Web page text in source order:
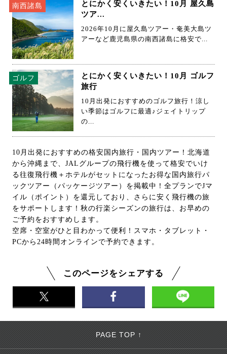
南西諸島
とにかく安くいきたい！10月 屋久島
ツア...
2026年10月に屋久島ツアー・奄美大島ツ
アーなど鹿児島県の南西諸島に格安で...
ゴルフ
とにかく安くいきたい！10月 ゴルフ
旅行
10月出発におすすめのゴルフ旅行！涼し
い季節はゴルフに最適♪ジェイトリップ
の...
10月出発におすすめの格安国内旅行・国内ツアー！北海道
から沖縄まで、JALグループの飛行機を使って格安でいけ
る往復飛行機＋ホテルがセットになったお得な国内旅行パ
ックツアー（パッケージツアー）を掲載中！全プランでJマ
イル（ポイント）を還元しており、さらに安く飛行機の旅
をサポートします！秋の行楽シーズンの旅行は、お早めの
ご予約をおすすめします。
空席・空室がひと目わかって便利！スマホ・タブレット・
PCから24時間オンラインで予約できます。
このページをシェアする
PAGE TOP ↑